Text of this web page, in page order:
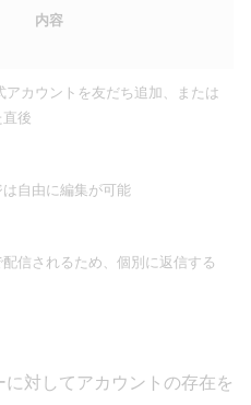
内容
アカウントを友だち追加、または
後
自由に編集が可能
信されるため、個別に返信する
対してアカウントの存在を